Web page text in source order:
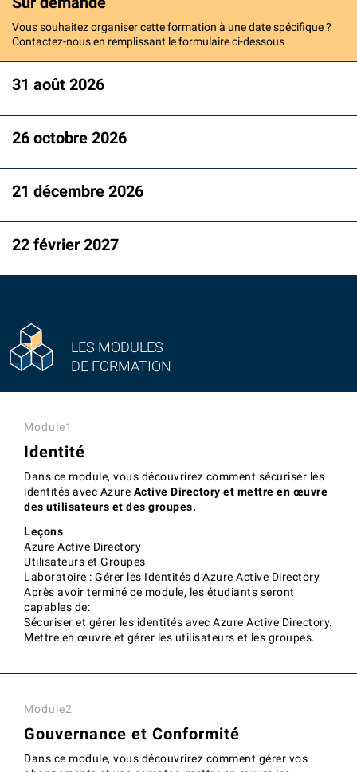
LES MODULES
DE FORMATION
Module1
Identité
Dans ce module, vous découvrirez comment sécuriser les
identités avec Azure Active Directory et mettre en œuvre
des utilisateurs et des groupes.
Leçons
Azure Active Directory
Utilisateurs et Groupes
Laboratoire : Gérer les Identités d’Azure Active Directory
Après avoir terminé ce module, les étudiants seront
capables de:
Sécuriser et gérer les identités avec Azure Active Directory.
Mettre en œuvre et gérer les utilisateurs et les groupes.
Module2
Gouvernance et Conformité
Dans ce module, vous découvrirez comment gérer vos
Vous souhaitez organiser cette formation à une date spécifique ?
Contactez-nous en remplissant le formulaire ci-dessous
31 août 2026
26 octobre 2026
21 décembre 2026
22 février 2027